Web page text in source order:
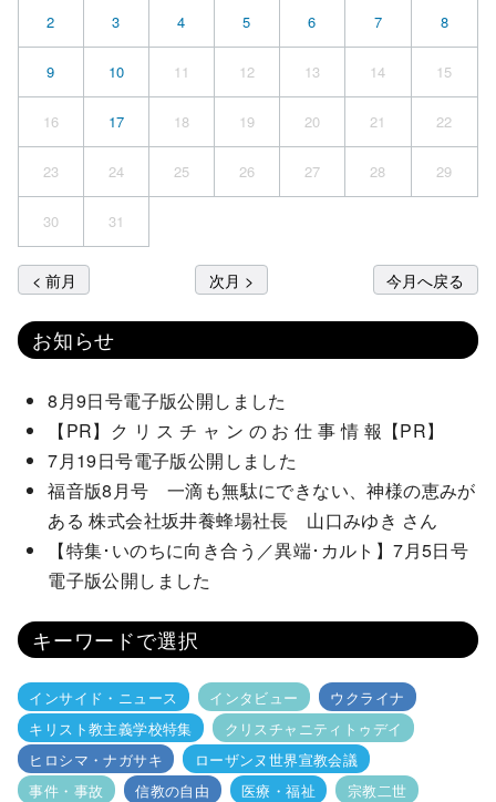
2 3 4 5 6 7 8
9 10 11 12 13 14 15
16 17 18 19 20 21 22
23 24 25 26 27 28 29
30 31
< 前月 次月 > 今月へ戻る
お知らせ
8月9日号電子版公開しました
【PR】ク リ ス チ ャ ン の お 仕 事 情 報【PR】
7月19日号電子版公開しました
福音版8月号 一滴も無駄にできない、神様の恵みが
ある 株式会社坂井養蜂場社長 山口みゆき さん
【特集･いのちに向き合う／異端･カルト】7月5日号
電子版公開しました
キーワードで選択
インサイド・ニュース インタビュー
ウクライナ
キリスト教主義学校特集
クリスチャニティトゥデイ
ヒロシマ・ナガサキ
ローザンヌ世界宣教会議
事件・事故
信教の自由 医療・福祉
宗教二世